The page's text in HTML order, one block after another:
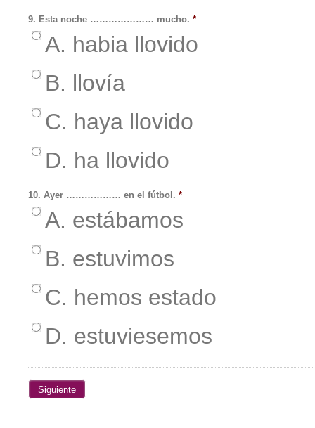
9. Esta noche ………………… mucho. *
A. habia llovido
B. llovía
C. haya llovido
D. ha llovido
10. Ayer ……………… en el fútbol. *
A. estábamos
B. estuvimos
C. hemos estado
D. estuviesemos